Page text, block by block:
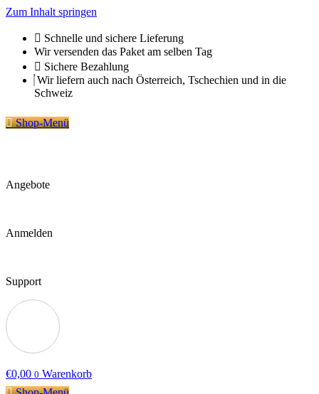
Zum Inhalt springen
Schnelle und sichere Lieferung
Wir versenden das Paket am selben Tag
Sichere Bezahlung
Wir liefern auch nach Österreich, Tschechien und in die
Schweiz
Shop-Menü
Angebote
Anmelden
Support
€0,00 0 Warenkorb